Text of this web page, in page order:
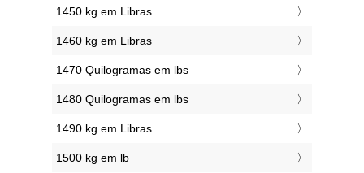
1450 kg em Libras
1460 kg em Libras
1470 Quilogramas em lbs
1480 Quilogramas em lbs
1490 kg em Libras
1500 kg em lb